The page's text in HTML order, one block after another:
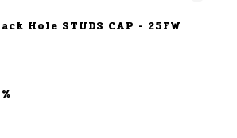
Hole STUDS CAP - 25FW